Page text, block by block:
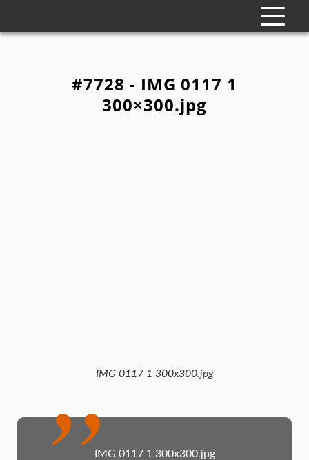
#7728 - IMG 0117 1
300×300.jpg
IMG 0117 1 300x300.jpg
IMG 0117 1 300x300.jpg